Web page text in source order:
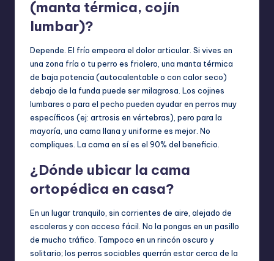
(manta térmica, cojín
lumbar)?
Depende. El frío empeora el dolor articular. Si vives en
una zona fría o tu perro es friolero, una manta térmica
de baja potencia (autocalentable o con calor seco)
debajo de la funda puede ser milagrosa. Los cojines
lumbares o para el pecho pueden ayudar en perros muy
específicos (ej: artrosis en vértebras), pero para la
mayoría, una cama llana y uniforme es mejor. No
compliques. La cama en sí es el 90% del beneficio.
¿Dónde ubicar la cama
ortopédica en casa?
En un lugar tranquilo, sin corrientes de aire, alejado de
escaleras y con acceso fácil. No la pongas en un pasillo
de mucho tráfico. Tampoco en un rincón oscuro y
solitario; los perros sociables querrán estar cerca de la